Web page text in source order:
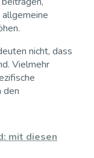
nicht, dass
Vielmehr
den
mit diesen